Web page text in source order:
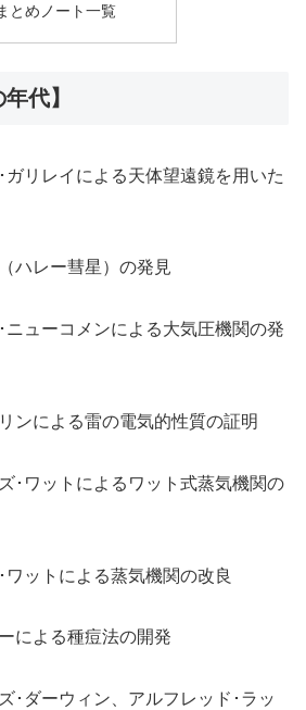
とめノート一覧
代】
リレイによる天体望遠鏡を用いた
ハレー彗星）の発見
ニューコメンによる大気圧機関の発
ンによる雷の電気的性質の証明
･ワットによるワット式蒸気機関の
ットによる蒸気機関の改良
による種痘法の開発
･ダーウィン、アルフレッド･ラッ